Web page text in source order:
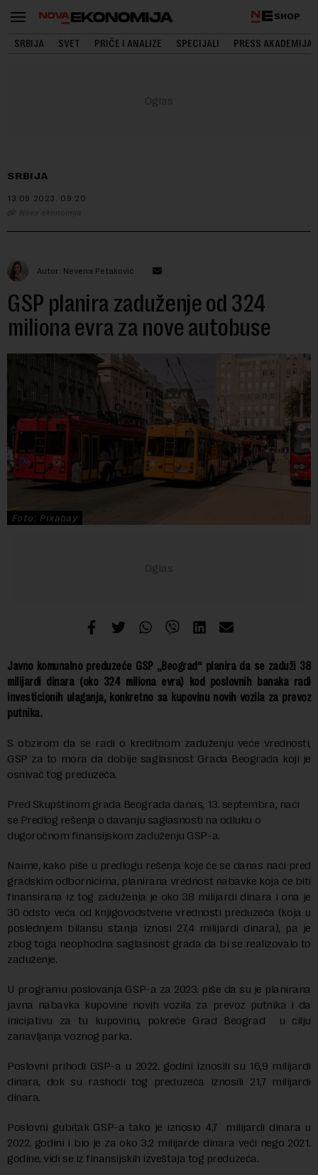
SHOP
SRBIJA SVET PRIČE I ANALIZE SPECIJALI PRESS AKADEMIJA
SRBIJA
13.09.2023. 09:20
Nova ekonomija
Autor: Nevena Petaković
GSP planira zaduženje od 324
miliona evra za nove autobuse
Foto: Pixabay
Javno komunalno preduzeće GSP „Beograd“ planira da se zaduži 38
milijardi dinara (oko 324 miliona evra) kod poslovnih banaka radi
investicionih ulaganja, konkretno за kupovinu novih vozila za prevoz
putnika.
S obzirom da se radi o kreditnom zaduženju veće vrednosti,
GSP za to mora da dobije saglasnost Grada Beograda koji je
osnivač tog preduzeća.
Pred Skupštinom grada Beograda danas, 13. septembra, naći
se Predlog rešenja o davanju saglasnosti na odluku o
dugoročnom finansijskom zaduženju GSP-a.
Naime, kako piše u predlogu rešenja koje će se danas naći pred
gradskim odbornicima, planirana vrednost nabavke koja će biti
finansirana iz tog zaduženja je oko 38 milijardi dinara i ona je
30 odsto veća od knjigovodstvene vrednosti preduzeća (koja u
poslednjem bilansu stanja iznosi 27,4 milijardi dinara), pa je
zbog toga neophodna saglasnost grada da bi se realizovalo to
zaduženje.
U programu poslovanja GSP-a za 2023. piše da su je planirana
javna nabavka kupovine novih vozila za prevoz putnika i da
inicijativu za tu kupovinu, pokreće Grad Beograd u cilju
zanavljanja voznog parka.
Poslovni prihodi GSP-a u 2022. godini iznosili su 16,9 milijardi
dinara, dok su rashodi tog preduzeća iznosili 21,7 milijardi
dinara.
Poslovni gubitak GSP-a tako je iznosio 4,7 milijardi dinara u
2022. godini i bio je za oko 3,2 milijarde dinara veći nego 2021.
godine, vidi se iz finansijskih izveštaja tog preduzeća.